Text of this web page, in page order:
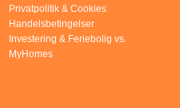
Privatpolitik & Cookies
Handelsbetingelser
Investering & Feriebolig vs.
MyHomes